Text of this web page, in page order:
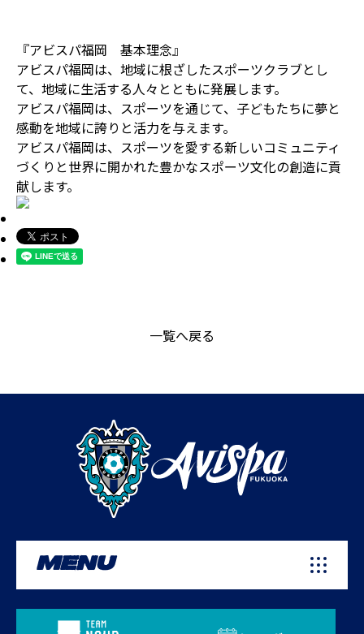
『アビスパ福岡 基本理念』
アビスパ福岡は、地域に根ざしたスポーツクラブとし
て、地域に生活する人々とともに発展します。
アビスパ福岡は、スポーツを通じて、子どもたちに夢と
感動を地域に誇りと活力を与えます。
アビスパ福岡は、スポーツを愛する新しいコミュニティ
づくりと世界に開かれた豊かなスポーツ文化の創造に貢
献します。
一覧へ戻る
MENU